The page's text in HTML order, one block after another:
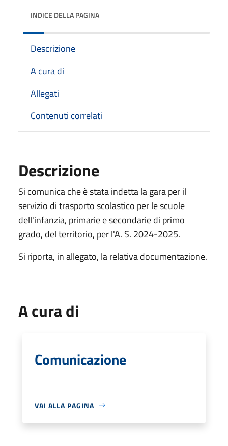
INDICE DELLA PAGINA
Descrizione
A cura di
Allegati
Contenuti correlati
Descrizione
Si comunica che è stata indetta la gara per il
servizio di trasporto scolastico per le scuole
dell'infanzia, primarie e secondarie di primo
grado, del territorio, per l'A. S. 2024-2025.
Si riporta, in allegato, la relativa documentazione.
A cura di
Comunicazione
VAI ALLA PAGINA